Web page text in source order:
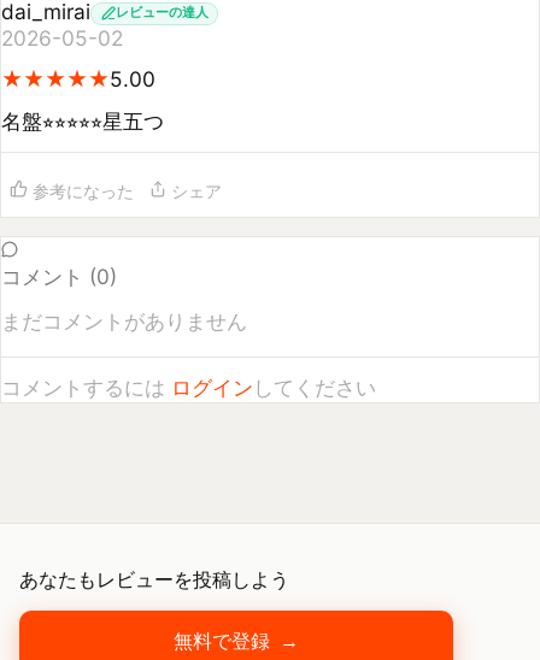
★
★★
★★
★★
★★
★5.00
参考になった シェア
コメント (0
まだコメントがありません
コメントするにはログイン してください
あなたもレビューを投稿しよう
無料で登録 →